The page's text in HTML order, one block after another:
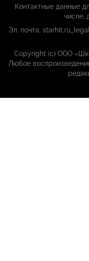
Контактные данные
числе,
Эл. почта:
Copyright (с) ООО
Любое